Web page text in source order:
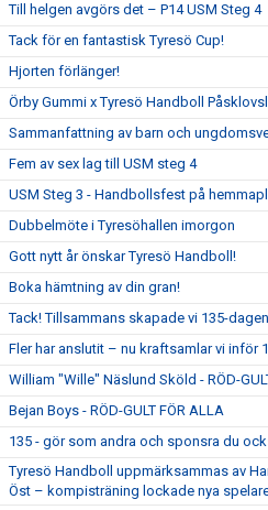
Till helgen avgörs det – P14 USM Steg 4
Tack för en fantastisk Tyresö Cup!
Hjorten förlänger!
Örby Gummi x Tyresö Handboll
Sammanfattning av barn och
Fem av sex lag till USM steg 4
USM Steg 3 - Handbollsfest på
Dubbelmöte i Tyresöhallen imorgon
Gott nytt år önskar Tyresö Handboll!
Boka hämtning av din gran!
Tack! Tillsammans skapade vi 135-dagen
Fler har anslutit – nu kraftsamlar vi inför
William "Wille" Näslund Sköld - RÖD-
Bejan Boys - RÖD-GULT FÖR ALLA
135 - gör som andra och sponsra du
Tyresö Handboll uppmärksammas av
Öst – kompisträning lockade nya